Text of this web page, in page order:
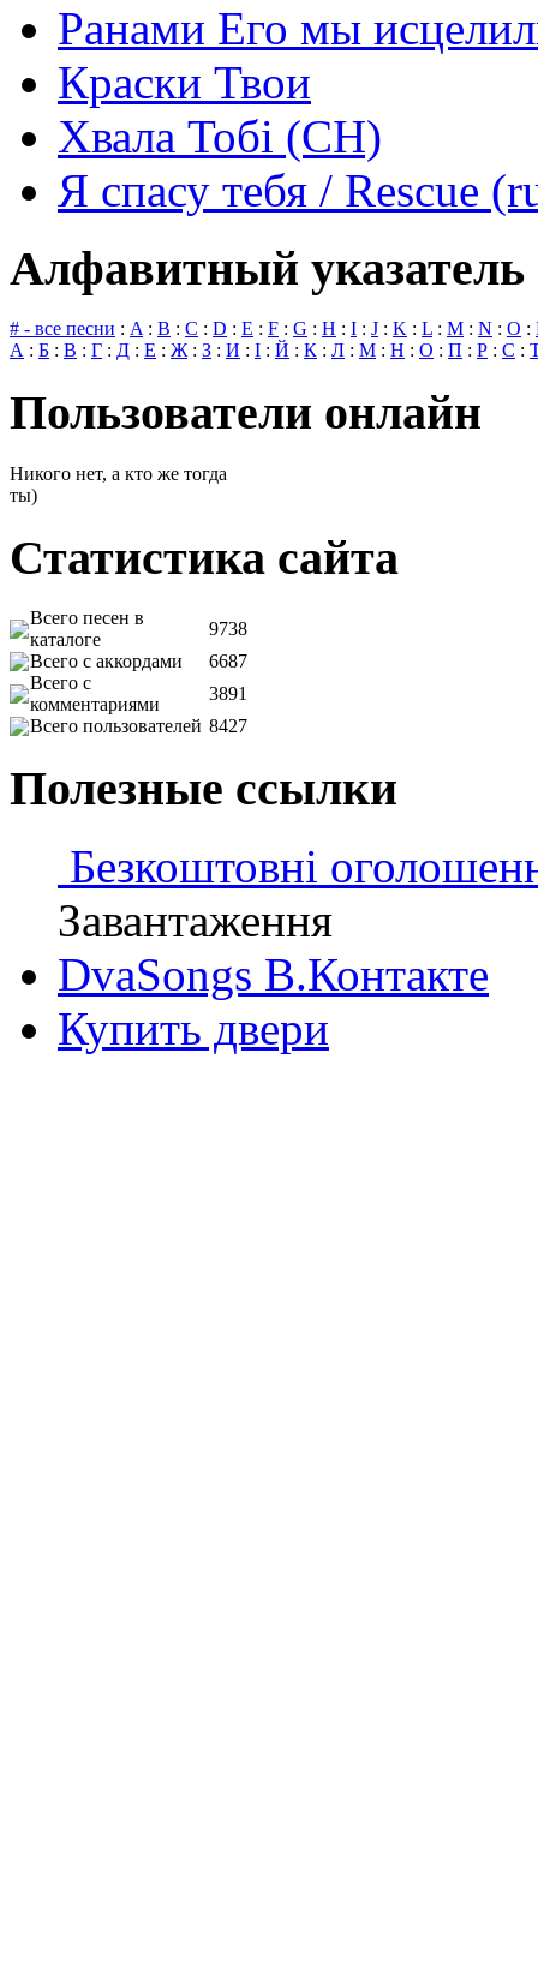
Ранами Его мы
Краски Твои
Хвала Тобі (СН)
Я спасу тебя / Rescue
Алфавитный указатель
# - все песни : A : B : C : D : E : F : G : H : I : J : K : L : M : N : O :
А : Б : В : Г : Д : Е : Ж : З : И : І : Й : К : Л : М : Н : О : П : Р : С :
Пользователи онлайн
Никого нет, а кто же тогда
ты)
Статистика сайта
Всего песен в
каталоге
9738
Всего с аккордами
6687
Всего с
комментариями
3891
Всего пользователей 8427
Полезные ссылки
Безкоштовні
Завантаження
DvaSongs В.Контакте
Купить двери